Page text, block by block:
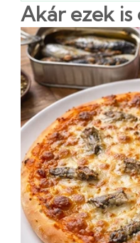
Akár ezek is